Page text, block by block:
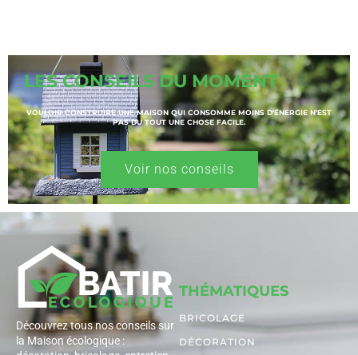
LES CONSEILS DU MOMENT
VOULOIR CONSTRUIRE UNE MAISON QUI CONSOMME MOINS D’ÉNERGIE N’EST
PAS DU TOUT UNE CHOSE FACILE.
Voir nos conseils
Découvrez tous nos conseils sur
la Maison écologique :
THÉMATIQUES
BRICOLAGE
DÉCORATION